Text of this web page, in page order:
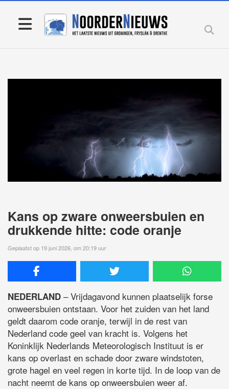
Kans op zware onweersbuien en
drukkende hitte: code oranje
Geplaatst op 19 juni 2026, om 20:19 uur
NEDERLAND – Vrijdagavond kunnen plaatselijk forse
onweersbuien ontstaan. Voor het zuiden van het land
geldt daarom code oranje, terwijl in de rest van
Nederland code geel van kracht is. Volgens het
Koninklijk Nederlands Meteorologisch Instituut is er
kans op overlast en schade door zware windstoten,
grote hagel en veel regen in korte tijd. In de loop van de
nacht neemt de kans op onweersbuien weer af.